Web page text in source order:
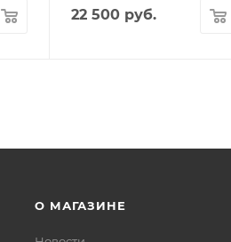
22 500руб.
О МАГАЗИНЕ